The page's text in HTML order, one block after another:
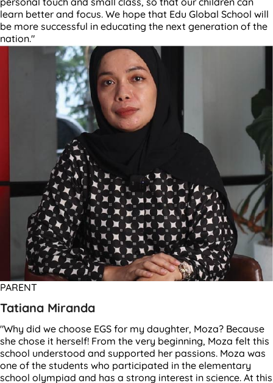
learn better and focus. We hope that Edu Global School will
be more successful in educating the next generation of the
nation."
PARENT
Tatiana Miranda
"Why did we choose EGS for my daughter, Moza? Because
she chose it herself! From the very beginning, Moza felt this
school understood and supported her passions. Moza was
one of the students who participated in the elementary
school olympiad and has a strong interest in science. At this